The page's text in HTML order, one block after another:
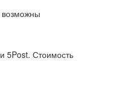
возможны
5Post. Стоимость